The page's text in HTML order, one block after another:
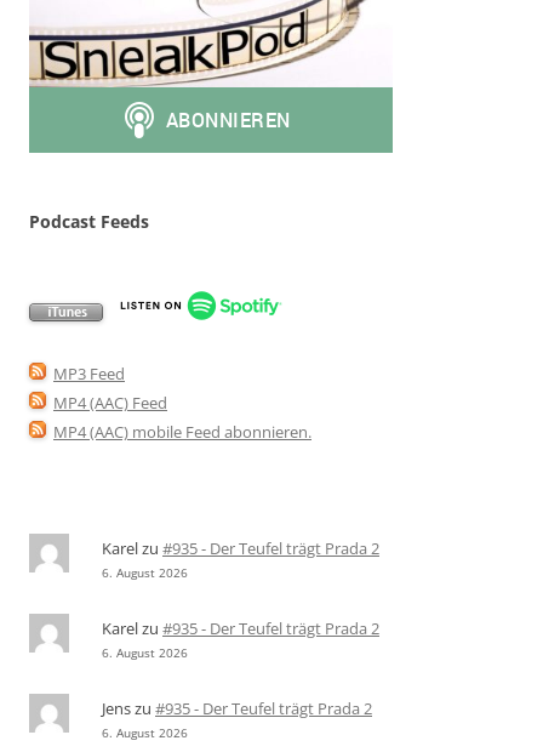
Podcast Feeds
MP3 Feed
MP4 (AAC) Feed
MP4 (AAC) mobile Feed abonnieren.
Karelzu #935 - Der Teufel trägt Prada 2
6. August 2026
Karelzu #935 - Der Teufel trägt Prada 2
6. August 2026
Jenszu #935 - Der Teufel trägt Prada 2
6. August 2026